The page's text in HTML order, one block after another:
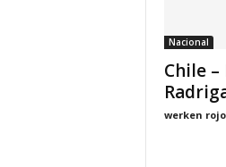
Nacional
Chile
werken rojo